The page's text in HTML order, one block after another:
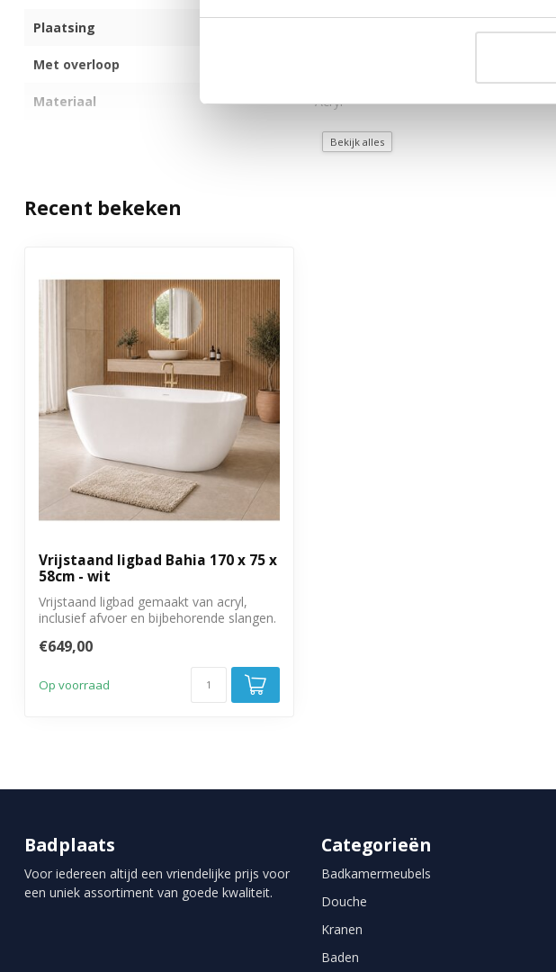
Plaatsing
Met overloop
Materiaal Acryl
3 jaar
Bekijk alles
Recent bekeken
Vrijstaand ligbad Bahia 170 x 75 x
58cm - wit
Vrijstaand ligbad gemaakt van acryl,
inclusief afvoer en bijbehorende slangen.
€649,00
Op voorraad
Badplaats
Voor iedereen altijd een vriendelijke prijs voor
een uniek assortiment van goede kwaliteit.
Categorieën
Badkamermeubels
Douche
Kranen
Baden